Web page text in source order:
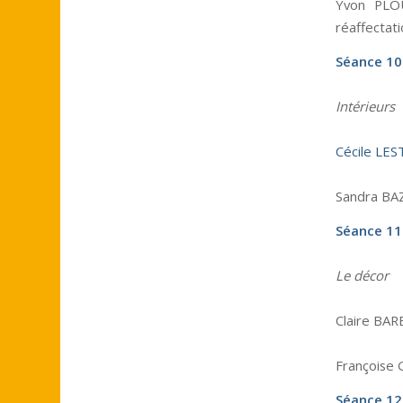
Yvon
Séance
Intérieurs
Cécile
Sandra
Séance
Le décor
Claire
Françoise
Séance